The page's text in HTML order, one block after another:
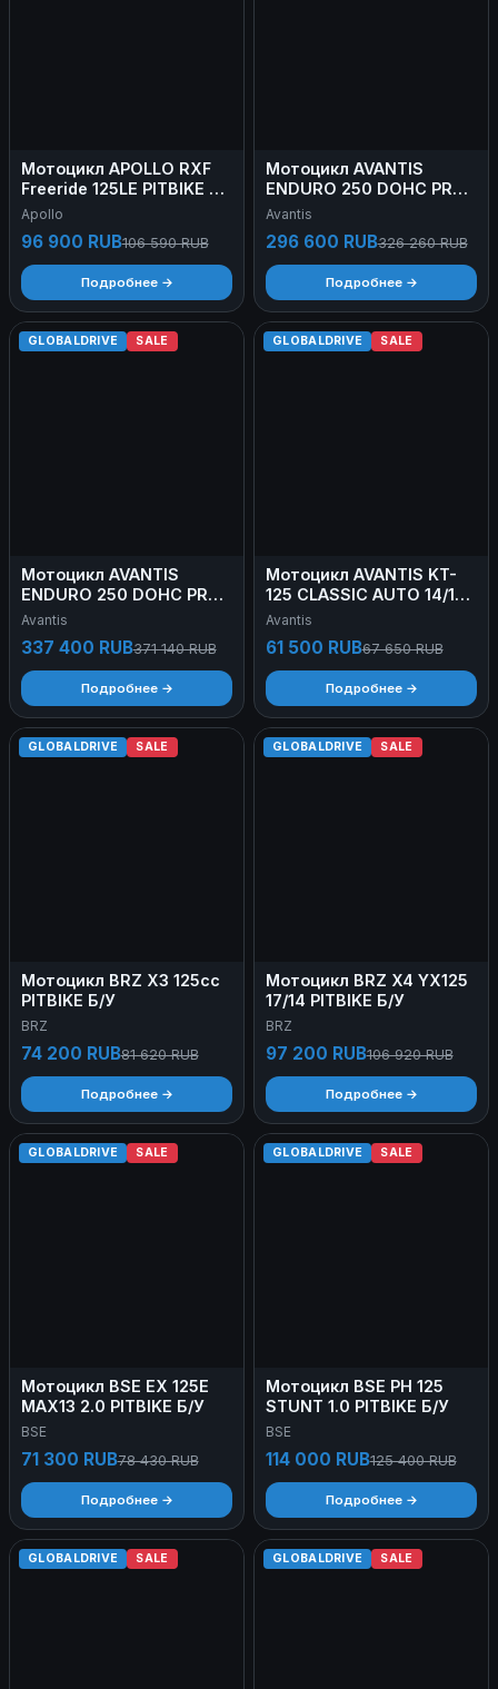
Мотоцикл APOLLO RXF
Freeride 125LE PITBIKE Б/
У
Apollo
96 900 RUB106 590 RUB
Подробнее →
Мотоцикл AVANTIS
ENDURO 250 DOHC PRO
CARB FCR EXCLUSIVE
Avantis
296 600 RUB326 260 RUB
Подробнее →
GLOBALDRIVE SALE
Мотоцикл AVANTIS
ENDURO 250 DOHC PRO
EFI EXCLUSIVE ARS Б/У
Avantis
337 400 RUB371 140 RUB
Подробнее →
GLOBALDRIVE SALE
Мотоцикл AVANTIS KT-
125 CLASSIC AUTO 14/12
Б/У
Avantis
61 500 RUB67 650 RUB
Подробнее →
GLOBALDRIVE SALE
Мотоцикл BRZ X3 125cc
PITBIKE Б/У
BRZ
74 200 RUB81 620 RUB
Подробнее →
GLOBALDRIVE SALE
Мотоцикл BRZ X4 YX125
17/14 PITBIKE Б/У
BRZ
97 200 RUB106 920 RUB
Подробнее →
GLOBALDRIVE SALE
Мотоцикл BSE EX 125E
MAX13 2.0 PITBIKE Б/У
BSE
71 300 RUB78 430 RUB
Подробнее →
GLOBALDRIVE SALE
Мотоцикл BSE PH 125
STUNT 1.0 PITBIKE Б/У
BSE
114 000 RUB125 400 RUB
Подробнее →
GLOBALDRIVE SALE GLOBALDRIVE SALE